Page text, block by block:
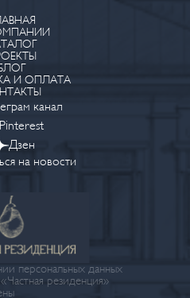
И ОПЛАТА
канал
Pinterest
Дзен
на новости
персональных данных
резиденция»